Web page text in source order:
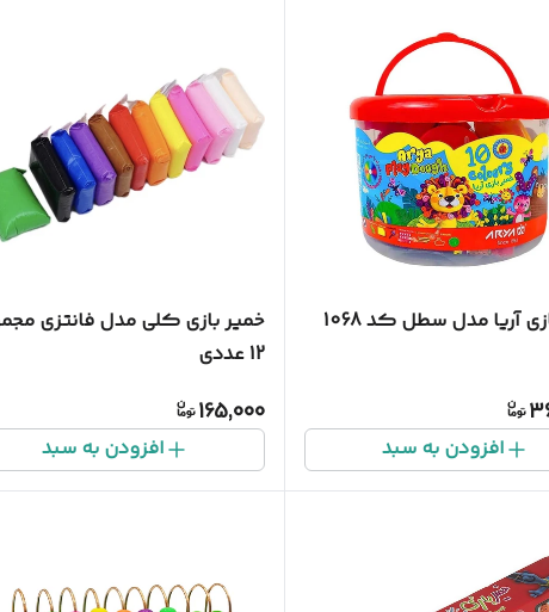
آریا مدل سطل کد 1068
افزودن به سبد
خمیر بازی کلی مدل فانتزی
12 عددی
165,000
افزودن به سبد